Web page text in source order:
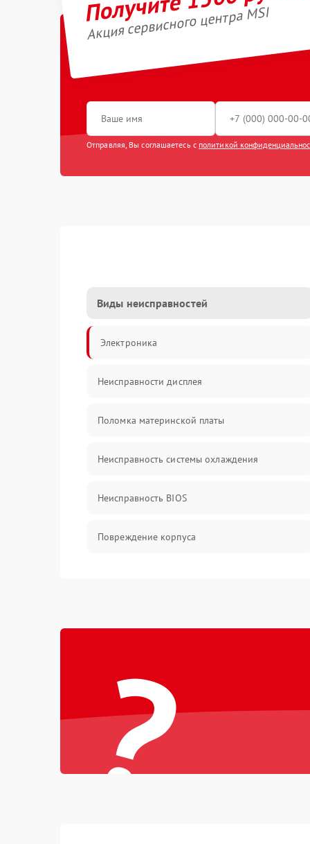
Акция сервисного центра MSI
Отправляя, Вы соглашаетесь с политикой
Виды неисправностей
Электроника
Неисправности дисплея
Поломка материнской платы
Неисправность системы охлаждения
Неисправность BIOS
Повреждение корпуса
Поломка видеокарты
Неисправность процессора
Повреждение жесткого диска (HDD / SSD)
?